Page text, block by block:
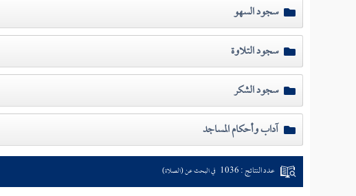
سجود السهو
سجود التلاوة
سجود الشكر
آداب وأحكام المساجد
عدد النتائج : 1036 في البحث عن (الصلاة)